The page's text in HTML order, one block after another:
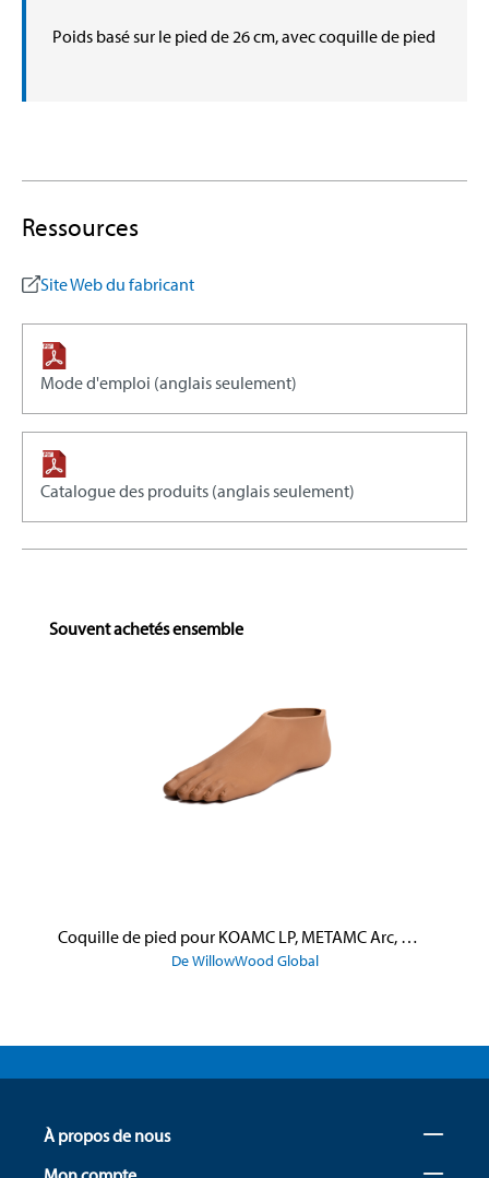
Poids basé sur le pied de 26 cm, avec coquille de pied
Ressources
Site Web du fabricant
Mode d'emploi (anglais seulement)
Catalogue des produits (anglais seulement)
Skip product gallery
Souvent achetés ensemble
Coquille de pied pour KOAMC LP, METAMC Arc, METAMC Shock et METAMC Shock X
De WillowWood Global
À propos de nous